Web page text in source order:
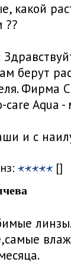
какой
??
берут
Фирма
care Aqua
и с
[]